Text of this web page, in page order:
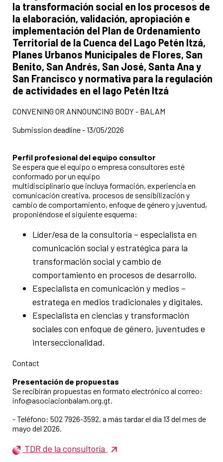
la transformación social en los procesos de
la elaboración, validación, apropiación e
implementación del Plan de Ordenamiento
Territorial de la Cuenca del Lago Petén Itzá,
Planes Urbanos Municipales de Flores, San
Benito, San Andrés, San José, Santa Ana y
San Francisco y normativa para la regulación
de actividades en el lago Petén Itzá
CONVENING OR ANNOUNCING BODY - BALAM
Submission deadline - 13/05/2026
Perfil profesional del equipo consultor
Se espera que el equipo o empresa consultores esté
conformado por un equipo
multidisciplinario que incluya formación, experiencia en
comunicación creativa, procesos de sensibilización y
cambio de comportamiento, enfoque de género y juventud,
proponiéndose el siguiente esquema:
Líder/esa de la consultoría – especialista en
comunicación social y estratégica para la
transformación social y cambio de
comportamiento en procesos de desarrollo.
Especialista en comunicación y medios –
estratega en medios tradicionales y digitales.
Especialista en ciencias y transformación
sociales con enfoque de género, juventudes e
interseccionalidad.
Contact
Presentación de propuestas
Se recibirán propuestas en formato electrónico al correo:
info@asociacionbalam.org.gt.
- Teléfono: 502 7926-3592, a más tardar el día 13 del mes de
mayo del 2026.
TDR de la consultoría